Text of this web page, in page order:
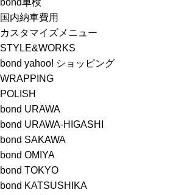
bond車検
国内納車費用
カスタマイズメニュー
STYLE&WORKS
bond yahoo! ショッピング
WRAPPING
POLISH
bond URAWA
bond URAWA-HIGASHI
bond SAKAWA
bond OMIYA
bond TOKYO
bond KATSUSHIKA